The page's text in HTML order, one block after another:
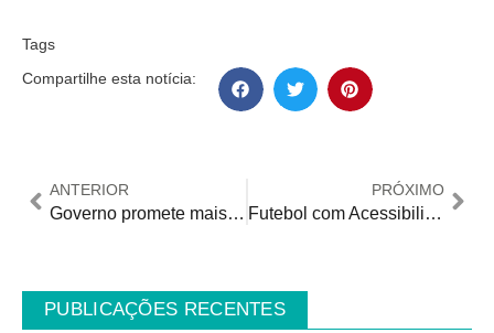
Tags
Compartilhe esta notícia:
ANTERIOR
Governo promete mais Acessibilidade no Exame Nacional do Ensino Médio
PRÓXIMO
Futebol com Acessibilidade na final da Copa do Brasil. Vem surpresa por aí!
PUBLICAÇÕES RECENTES